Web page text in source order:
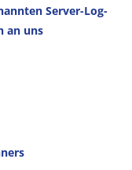
Server-Log-
an uns